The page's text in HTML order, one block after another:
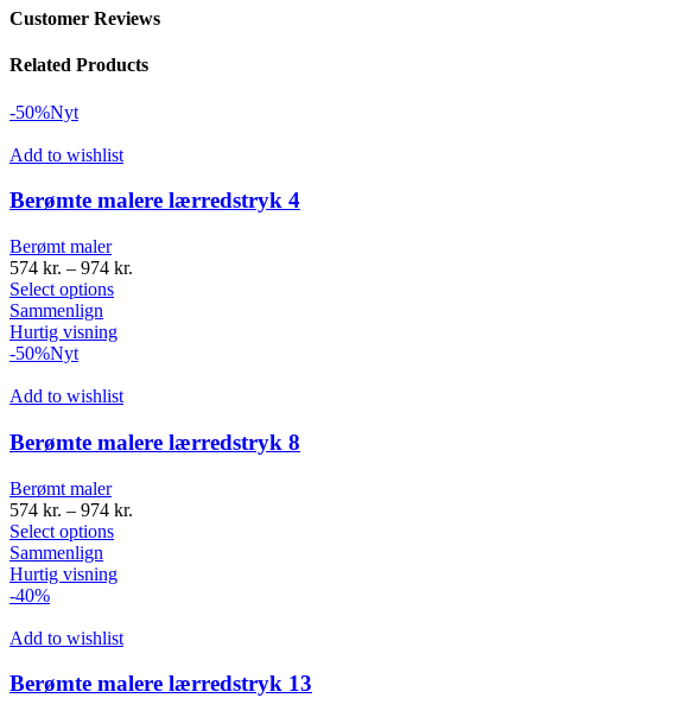
Customer Reviews
Related Products
-50%Nyt
Add to wishlist
Berømte malere lærredstryk 4
Berømt maler
574 kr. – 974 kr.
Select options
Sammenlign
Hurtig visning
-50%Nyt
Add to wishlist
Berømte malere lærredstryk 8
Berømt maler
574 kr. – 974 kr.
Select options
Sammenlign
Hurtig visning
-40%
Add to wishlist
Berømte malere lærredstryk 13